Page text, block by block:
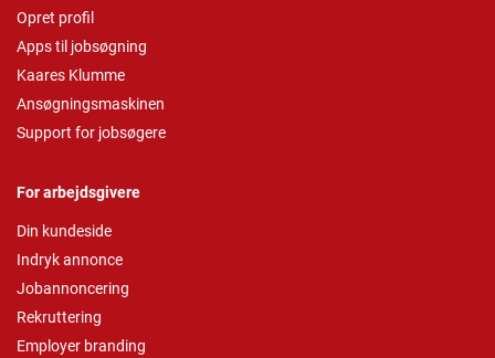
Opret profil
Apps til jobsøgning
Kaares Klumme
Ansøgningsmaskinen
Support for jobsøgere
For arbejdsgivere
Din kundeside
Indryk annonce
Jobannoncering
Rekruttering
Employer branding